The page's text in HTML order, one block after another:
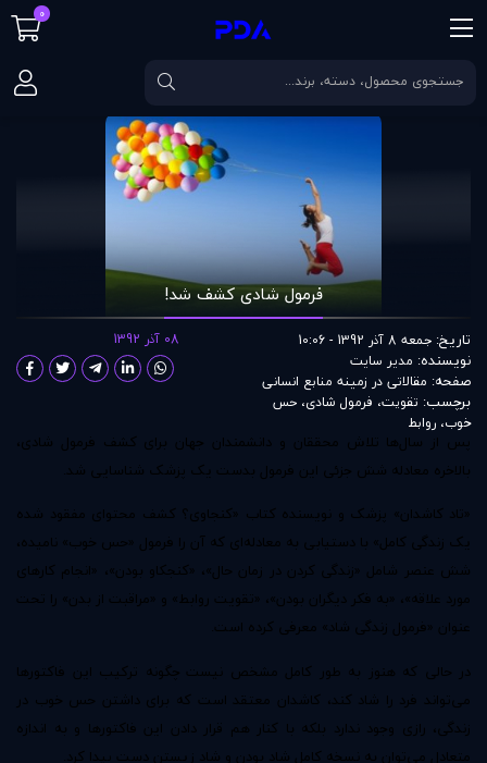
صفحه اصلی مقالات فرمول شادی کشف شد!
فرمول شادی کشف شد!
تاریخ: جمعه 8 آذر 1392 - 10:06
نویسنده: مدير سايت
صفحه: مقالاتی در زمينه منابع انسانی
برچسب: تقویت، فرمول شادی، حس
خوب، روابط
08 آذر 1392
پس از سال‌ها تلاش محققان و دانشمندان جهان برای کشف فرمول شادی،
بالاخره معادله شش جزئی این فرمول بدست یک پزشک شناسایی شد.
«تاد کاشدان» پزشک و نویسنده کتاب «کنجاوی؟ کشف محتوای مفقود شده
یک زندگی کامل» با دستیابی به معادله‌ای که آن را فرمول «حس خوب» نامیده،
شش عنصر شامل «زندگی کردن در زمان حال»، «کنجکاو بودن»، «انجام کارهای
مورد علاقه»، «به فکر دیگران بودن»، «تقویت روابط» و «مراقبت از بدن» را تحت
عنوان «فرمول زندگی شاد» معرفی کرده است.
در حالی که هنوز به طور کامل مشخص نیست چگونه ترکیب این فاکتورها
می‌تواند فرد را شاد کند، کاشدان معتقد است که برای داشتن حس خوب در
زندگی، رازی وجود ندارد بلکه با کنار هم قرار دادن این فاکتورها و به اندازه
متعادل می‌توان به نسخه کامل شاد بودن و شاد زیستن دست پیدا کرد.
0